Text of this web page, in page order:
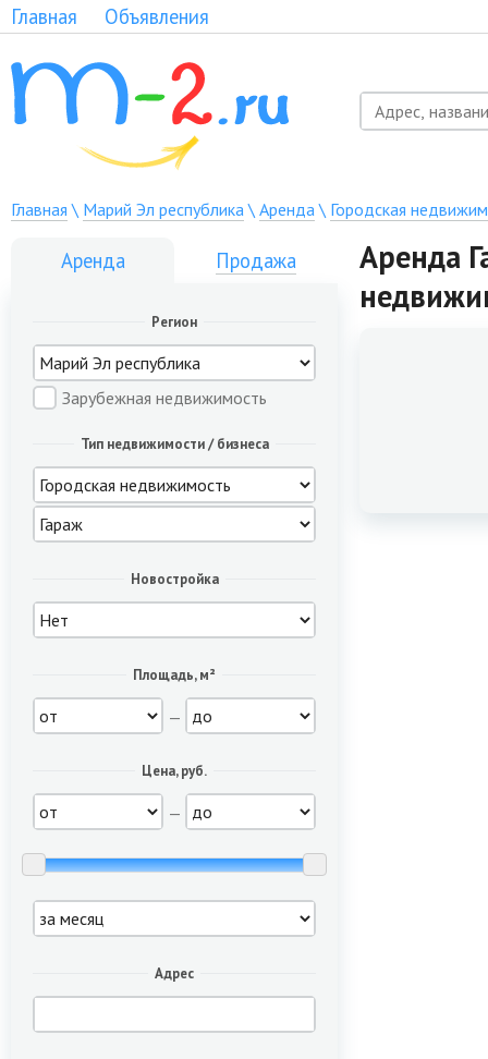
Главная Объявления
Главная \ Марий Эл республика\ Аренда\ Городская
Аренда Продажа
Регион
Зарубежная недвижимость
Тип недвижимости / бизнеса
Новостройка
Площадь, м²
—
Цена, руб.
—
Адрес
Аренда